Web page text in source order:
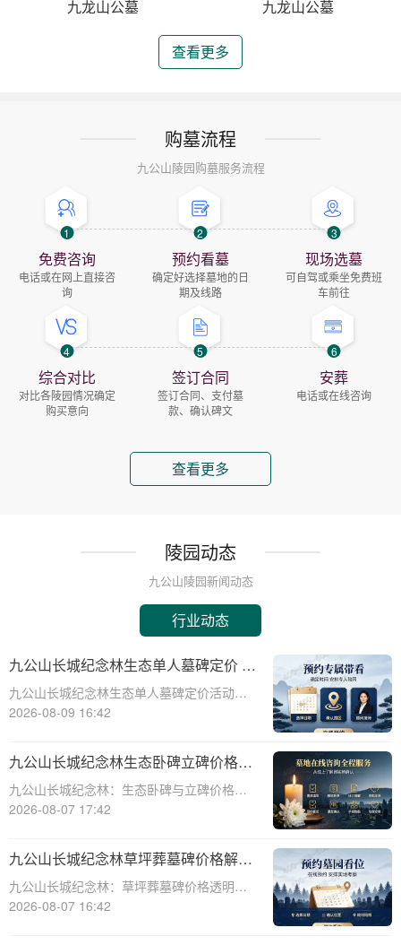
九龙山公墓 九龙山公墓
查看更多
购墓流程
九公山陵园购墓服务流程
1
免费咨询
电话或在网上直接咨
询
2
预约看墓
确定好选择墓地的日
期及线路
3
现场选墓
可自驾或乘坐免费班
车前往
4
综合对比
对比各陵园情况确定
购买意向
5
签订合同
签订合同、支付墓
款、确认碑文
6
安葬
电话或在线咨询
查看更多
陵园动态
九公山陵园新闻动态
行业动态
九公山长城纪念林生态单人墓碑定价 活
动直降数千福利丰厚详解
九公山长城纪念林生态单人墓碑定价活动直
降数千，福利丰厚，为有需要的人们提供了
详细介绍这一活动，帮助您更好地了解和选
择适合自己的墓碑。九公山长城纪念林作为
国内知名的
2026-08-09 16:42
九公山长城纪念林生态卧碑立碑价格表
详解及活动期赠安葬配套福利解析
九公山长城纪念林：生态卧碑与立碑价格及
活动期赠送配套服务全解析☎ 九公山陵园电
地，九公山长城纪念林凭借其得天独厚的地
理位置和优越的自然环境，成为众
2026-08-07 17:42
九公山长城纪念林草坪葬墓碑价格解析
及赠予绿植养护服务详解
九公山长城纪念林：草坪葬墓碑价格透明，
赠送绿植养护服务☎ 九公山陵园电话:400-
2026-08-07 16:42